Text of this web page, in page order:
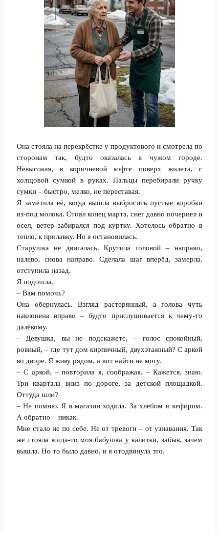
Она стояла на перекрёстке у продуктового и смотрела по
сторонам так, будто оказалась в чужом городе.
Невысокая, в коричневой кофте поверх жилета, с
холщовой сумкой в руках. Пальцы перебирали ручку
сумки – быстро, мелко, не переставая.
Я заметила её, когда вышла выбросить пустые коробки
из-под молока. Стоял конец марта, снег давно почернел и
осел, ветер забирался под куртку. Хотелось обратно в
тепло, к прилавку. Но я остановилась.
Старушка не двигалась. Крутила головой – направо,
налево, снова направо. Сделала шаг вперёд, замерла,
отступила назад.
Я подошла.
– Вам помочь?
Она обернулась. Взгляд растерянный, а голова чуть
наклонена вправо – будто прислушивается к чему-то
далёкому.
– Девушка, вы не подскажете, – голос спокойный,
ровный, – где тут дом кирпичный, двухэтажный? С аркой
во дворе. Я живу рядом, а вот найти не могу.
– С аркой, – повторила я, соображая. – Кажется, знаю.
Три квартала вниз по дороге, за детской площадкой.
Оттуда шли?
– Не помню. Я в магазин ходила. За хлебом и кефиром.
А обратно – никак.
Мне стало не по себе. Не от тревоги – от узнавания. Так
же стояла когда-то моя бабушка у калитки, забыв, зачем
вышла. Но то было давно, и я отодвинула это.